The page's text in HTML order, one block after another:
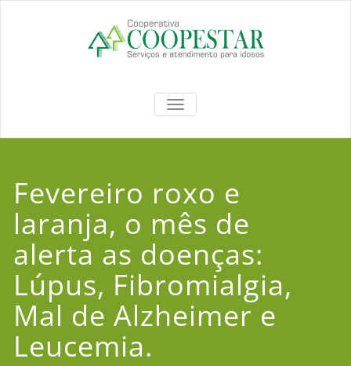
Coopestar
TOGGLE NAVIGATION
Fevereiro roxo e
laranja, o mês de
alerta as doenças:
Lúpus, Fibromialgia,
Mal de Alzheimer e
Leucemia.